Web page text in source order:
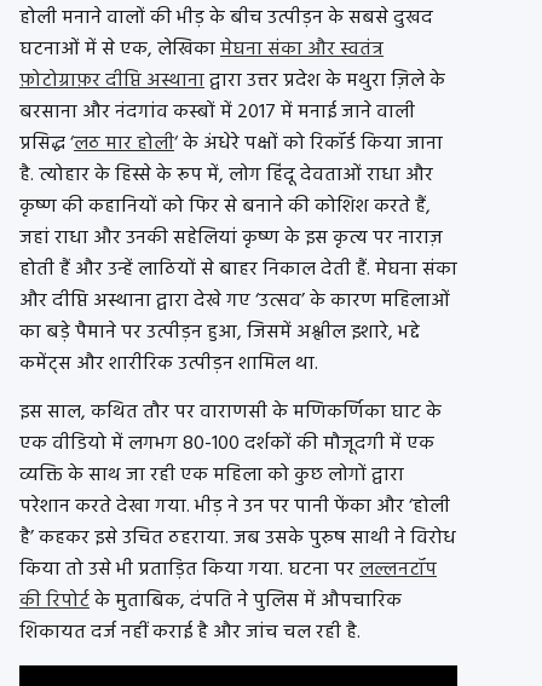
होली मनाने वालों की भीड़ के बीच उत्पीड़न के सबसे दुखद
घटनाओं में से एक, लेखिकामेघना संका और स्वतंत्र
फ़ोटोग्राफ़र दीप्ति अस्थानाद्वारा उत्तर प्रदेश के मथुरा ज़िले के
बरसाना और नंदगांव कस्बों में 2017 में मनाई जाने वाली
प्रसिद्ध ‘लठ मार होली‘ के अंधेरे पक्षों को रिकॉर्ड किया जाना
है. त्योहार के हिस्से के रूप में, लोग हिंदू देवताओं राधा और
कृष्ण की कहानियों को फिर से बनाने की कोशिश करते हैं,
जहां राधा और उनकी सहेलियां कृष्ण के इस कृत्य पर नाराज़
होती हैं और उन्हें लाठियों से बाहर निकाल देती हैं. मेघना संका
और दीप्ति अस्थाना द्वारा देखे गए ‘उत्सव’ के कारण महिलाओं
का बड़े पैमाने पर उत्पीड़न हुआ, जिसमें अश्लील इशारे, भद्दे
कमेंट्स और शारीरिक उत्पीड़न शामिल था.
इस साल, कथित तौर पर वाराणसी के मणिकर्णिका घाट के
एक वीडियो में लगभग 80-100 दर्शकों की मौजूदगी में एक
व्यक्ति के साथ जा रही एक महिला को कुछ लोगों द्वारा
परेशान करते देखा गया. भीड़ ने उन पर पानी फेंका और ‘होली
है’ कहकर इसे उचित ठहराया. जब उसके पुरुष साथी ने विरोध
किया तो उसे भी प्रताड़ित किया गया. घटना परलल्लनटॉप
की रिपोर्टके मुताबिक, दंपति ने पुलिस में औपचारिक
शिकायत दर्ज नहीं कराई है और जांच चल रही है.